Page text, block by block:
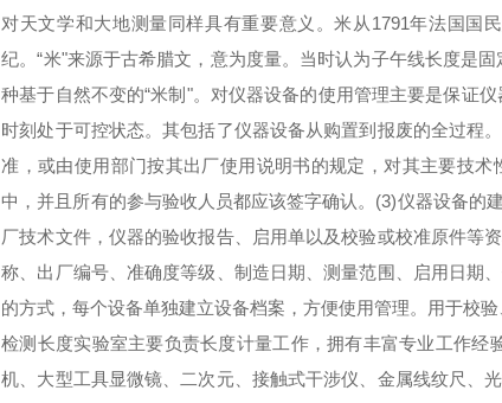
对天文学和大地测量同样具有重要意义。米从1791年法国国
纪。“米"来源于古希腊文，意为度量。当时认为子午线长度是
种基于自然不变的“米制"。对仪器设备的使用管理主要是保证
时刻处于可控状态。其包括了仪器设备从购置到报废的全过程
准，或由使用部门按其出厂使用说明书的规定，对其主要技
中，并且所有的参与验收人员都应该签字确认。(3)仪器设备的
厂技术文件，仪器的验收报告、启用单以及校验或校准原件等
称、出厂编号、准确度等级、制造日期、测量范围、启用日期
的方式，每个设备单独建立设备档案，方便使用管理。用于校
检测长度实验室主要负责长度计量工作，拥有丰富专业工作
机、大型工具显微镜、二次元、接触式干涉仪、金属线纹尺、